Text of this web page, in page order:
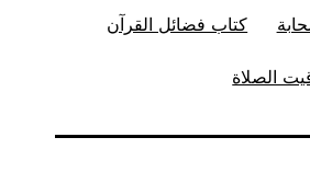
كتاب فضائل القرآن
الصلاة